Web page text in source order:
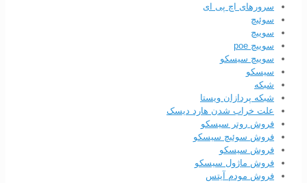
سرورهای اچ پی ای
سوئیچ
سوییچ
سوییچ poe
سوییچ سیسکو
سیسکو
شبکه
شبکه پردازان ویستا
علت خراب شدن هارد دیسک
فروش روتر سیسکو
فروش سوئیچ سیسکو
فروش سیسکو
فروش ماژول سیسکو
فروش مودم آیتس